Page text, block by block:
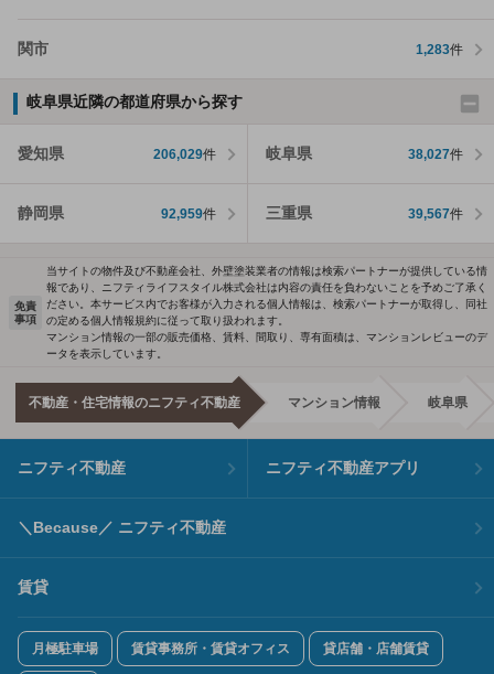
関市 1,283件
岐阜県近隣の都道府県から探す
愛知県 206,029件 岐阜県 38,027件
静岡県 92,959件 三重県 39,567件
免責
事項
当サイトの物件及び不動産会社、外壁塗装業者の情報は検索パートナーが提供している情
報であり、ニフティライフスタイル株式会社は内容の責任を負わないことを予めご了承く
ださい。本サービス内でお客様が入力される個人情報は、検索パートナーが取得し、同社
の定める個人情報規約に従って取り扱われます。
マンション情報の一部の販売価格、賃料、間取り、専有面積は、マンションレビューのデ
ータを表示しています。
不動産・住宅情報のニフティ不動産 マンション情報 岐阜県
ニフティ不動産 ニフティ不動産アプリ
＼Because／ ニフティ不動産
賃貸
月極駐車場 賃貸事務所・賃貸オフィス 貸店舗・店舗賃貸